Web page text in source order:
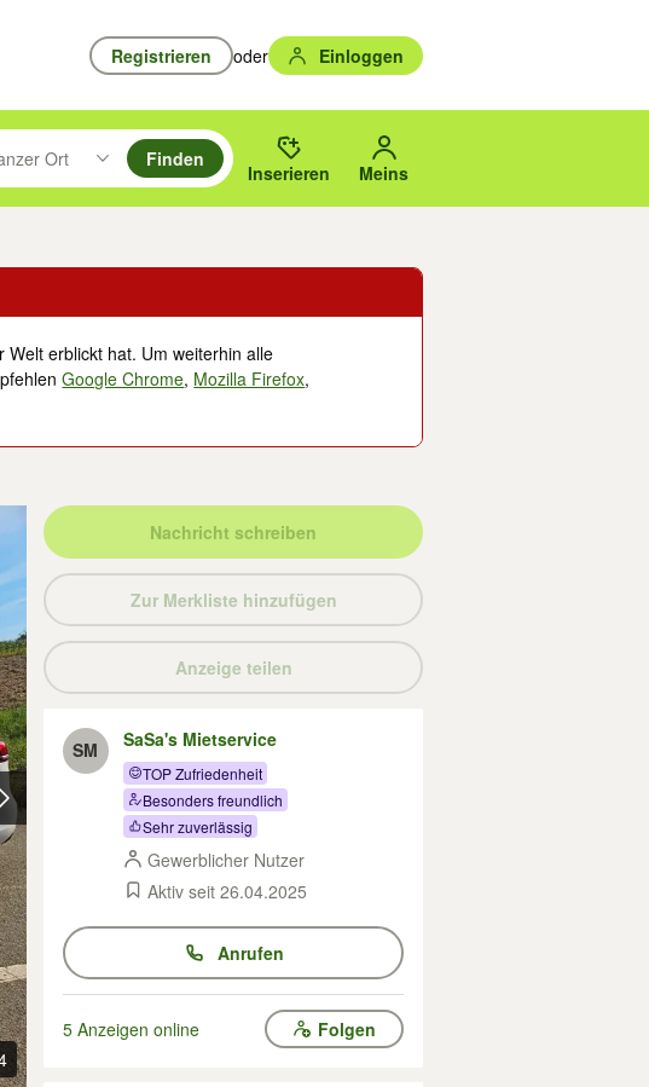
Registrieren oder Einloggen
oben/unten durchsuchen und mit Eingabetaste auswählen.
drücken um zu suchen, oder Vorschläge mit den Pfeiltasten nach oben/
Ort
im Umkreis des gewählten Orts oder PLZ.
Finden
Inserieren Meins
erblickt hat. Um weiterhin alle
Google Chrome, Mozilla Firefox,
Nachricht schreiben
Zur Merkliste hinzufügen
Anzeige teilen
SM SaSa's Mietservice
TOP Zufriedenheit
Besonders freundlich
Sehr zuverlässig
Gewerblicher Nutzer
Aktiv seit 26.04.2025
Anrufen
5 Anzeigen online Folgen